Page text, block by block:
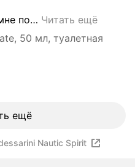
по… Читать ещё
50 мл, туалетная
ещё
Nautic Spirit